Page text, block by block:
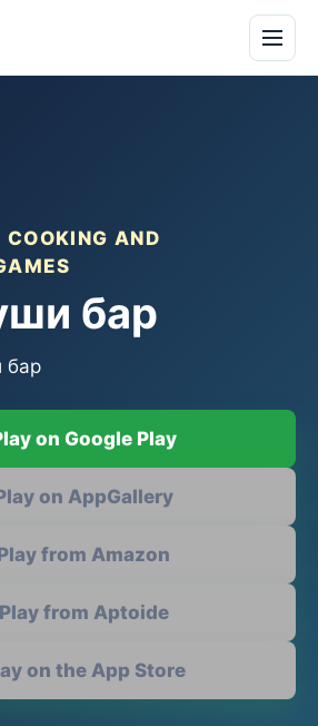
AND
бар
бар
on Google Play
on AppGallery
from Amazon
Play from Aptoide
on the App Store